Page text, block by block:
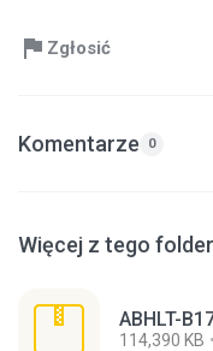
Zgłosić
Komentarze 0
Więcej z tego
ABHLT-
114,390 KB